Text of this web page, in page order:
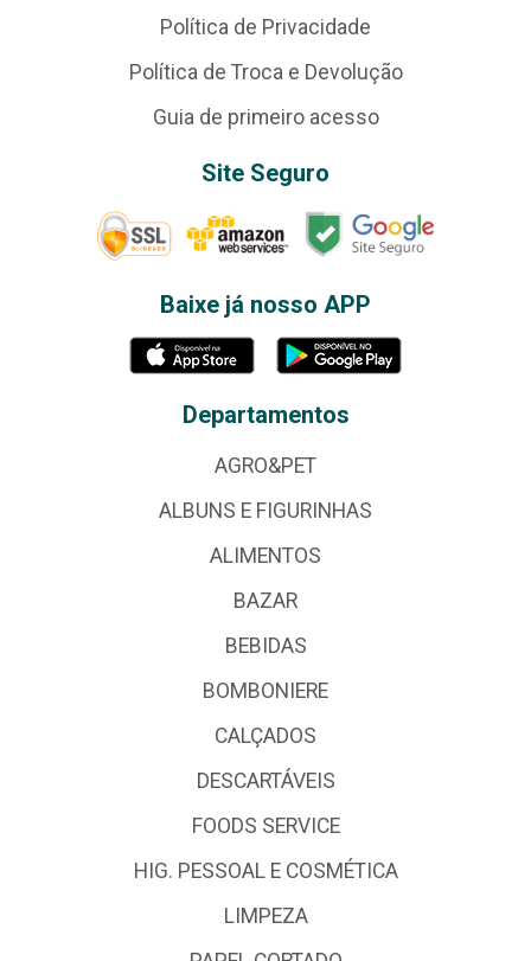
Política de Privacidade
Política de Troca e Devolução
Guia de primeiro acesso
Site Seguro
Baixe já nosso APP
Departamentos
AGRO&PET
ALBUNS E FIGURINHAS
ALIMENTOS
BAZAR
BEBIDAS
BOMBONIERE
CALÇADOS
DESCARTÁVEIS
FOODS SERVICE
HIG. PESSOAL E COSMÉTICA
LIMPEZA